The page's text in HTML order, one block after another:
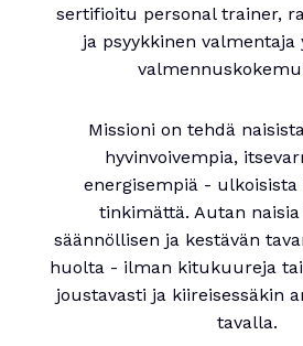
sertifioitu personal trainer,
ja psyykkinen valmentaja
Missioni on tehdä
hyvinvoivempia,
energisempiä -
tinkimättä. Autan
säännöllisen ja kestävän
huolta - ilman kitukuureja
joustavasti ja kiireisessäkin
tavalla.